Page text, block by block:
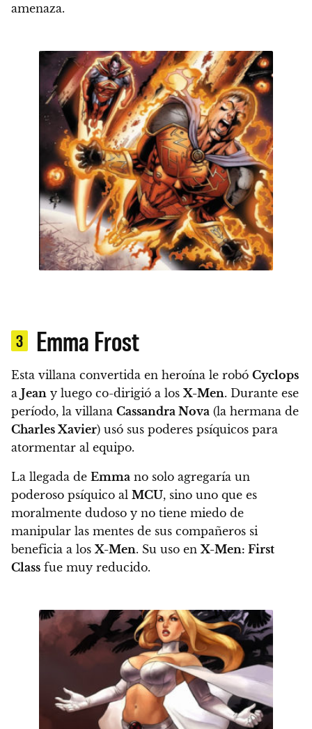
amenaza.
3 Emma Frost
Esta villana convertida en heroína le robó Cyclops
a Jean y luego co-dirigió a los X-Men. Durante ese
período, la villana Cassandra Nova (la hermana de
Charles Xavier) usó sus poderes psíquicos para
atormentar al equipo.
La llegada de Emma no solo agregaría un
poderoso psíquico al MCU, sino uno que es
moralmente dudoso y no tiene miedo de
manipular las mentes de sus compañeros si
beneficia a los X-Men. Su uso en X-Men: First
Class fue muy reducido.